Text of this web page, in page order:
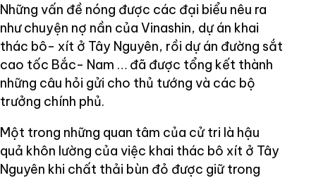
Những vấn đề nóng được các đại biểu nêu ra
như chuyện nợ nần của Vinashin, dự án khai
thác bô- xít ở Tây Nguyên, rồi dự án đường sắt
cao tốc Bắc- Nam … đã được tổng kết thành
những câu hỏi gửi cho thủ tướng và các bộ
trưởng chính phủ.
Một trong những quan tâm của cử tri là hậu
quả khôn lường của việc khai thác bô xít ở Tây
Nguyên khi chất thải bùn đỏ được giữ trong